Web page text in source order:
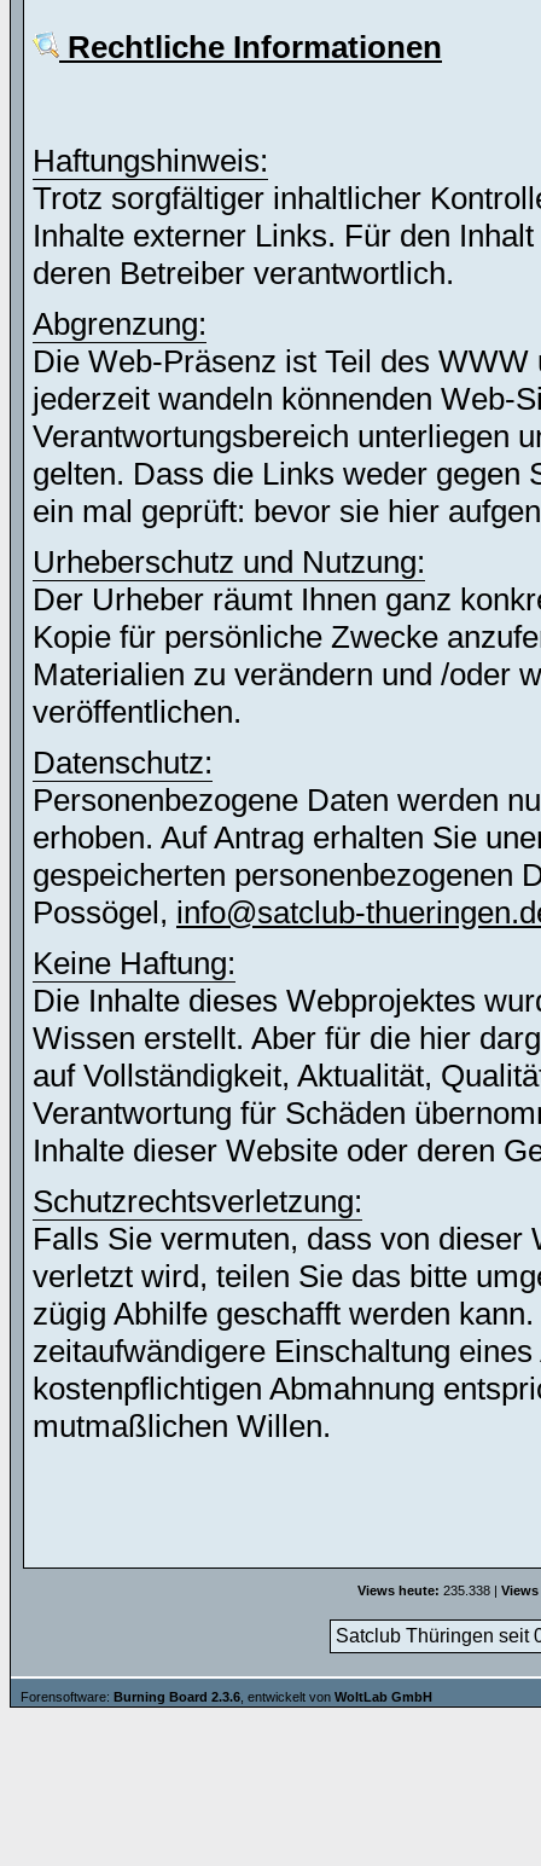
Rechtliche Informationen
Haftungshinweis:
Trotz sorgfältiger inhaltlicher
Inhalte externer Links. Für den
deren Betreiber verantwortlich.
Abgrenzung:
Die Web-Präsenz ist Teil des
jederzeit wandeln könnenden Web-
Verantwortungsbereich unterliegen
gelten. Dass die Links weder gegen
ein mal geprüft: bevor sie hier
Urheberschutz und Nutzung:
Der Urheber räumt Ihnen ganz
Kopie für persönliche Zwecke
Materialien zu verändern und /oder
veröffentlichen.
Datenschutz:
Personenbezogene Daten werden
erhoben. Auf Antrag erhalten Sie
gespeicherten personenbezogenen
Possögel, info@satclub-
Keine Haftung:
Die Inhalte dieses Webprojektes
Wissen erstellt. Aber für die hier
auf Vollständigkeit, Aktualität,
Verantwortung für Schäden
Inhalte dieser Website oder deren
Schutzrechtsverletzung:
Falls Sie vermuten, dass von
verletzt wird, teilen Sie das bitte
zügig Abhilfe geschafft werden
zeitaufwändigere Einschaltung
kostenpflichtigen Abmahnung
mutmaßlichen Willen.
Views heute: 235.338 |
Satclub Thüringen seit
Forensoftware: Burning Board 2.3.6 , entwickelt von WoltLab GmbH